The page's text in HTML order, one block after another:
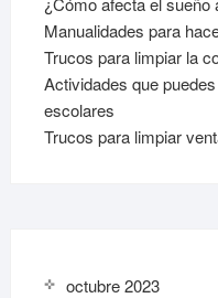
Manualidades para
Trucos para limpiar la
Actividades que
escolares
Trucos para limpiar
octubre 2023